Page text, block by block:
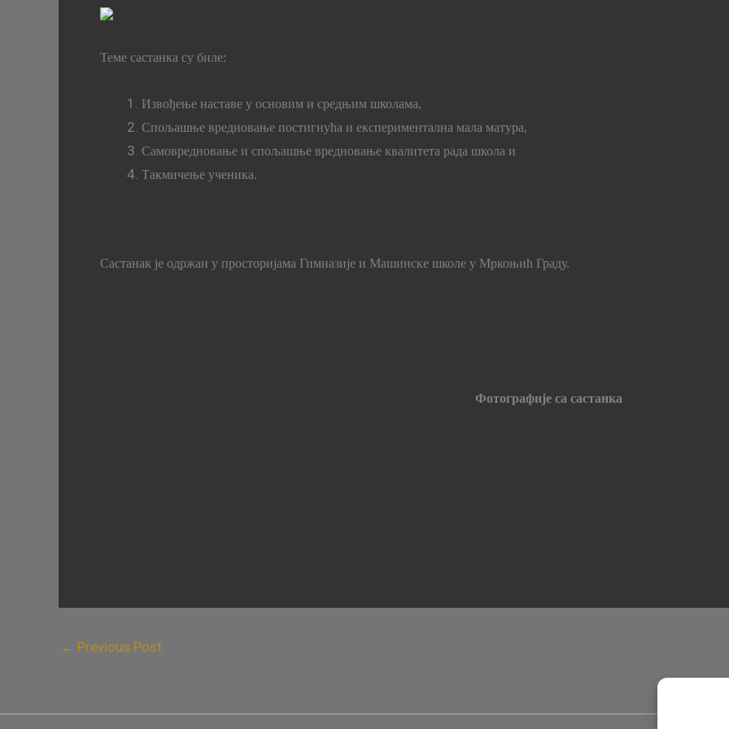
Теме састанка су биле:
Извођење наставе у основим и средњим школама,
Спољашње вредновање постигнућа и експериментална мала матура,
Самовредновање и спољашње вредновање квалитета рада школа и
Такмичење ученика.
Састанак је одржан у просторијама Гимназије и Машинске школе у Мркоњић Граду.
Фотографије са састанка
← Previous Post